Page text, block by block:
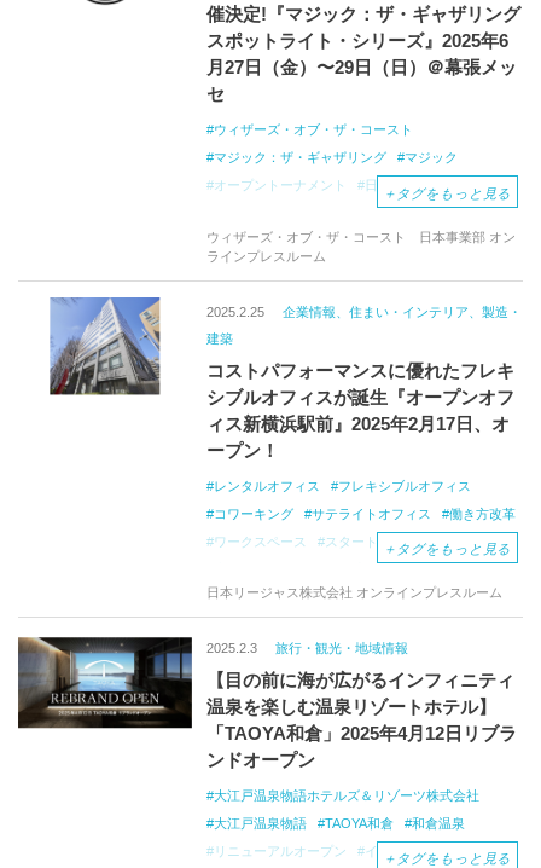
催決定!『マジック：ザ・ギャザリング
スポットライト・シリーズ』2025年6
月27日（金）〜29日（日）＠幕張メッ
セ
ウィザーズ・オブ・ザ・コースト
マジック：ザ・ギャザリング
マジック
オープントーナメント
日本初開催
幕張メッセ
＋ タグをもっと見る
ウィザーズ・オブ・ザ・コースト 日本事業部 オン
ラインプレスルーム
2025.2.25
企業情報、住まい・インテリア、製造・
建築
コストパフォーマンスに優れたフレキ
シブルオフィスが誕生『オープンオフ
ィス新横浜駅前』2025年2月17日、オ
ープン！
レンタルオフィス
フレキシブルオフィス
コワーキング
サテライトオフィス
働き方改革
ワークスペース
スタートアップ
ベンチャー
オープンオフィス新横浜駅前
日本リージャス
＋ タグをもっと見る
日本リージャス株式会社 オンラインプレスルーム
2025.2.3 旅行・観光・地域情報
【目の前に海が広がるインフィニティ
温泉を楽しむ温泉リゾートホテル】
「TAOYA和倉」2025年4月12日リブラ
ンドオープン
大江戸温泉物語ホテルズ＆リゾーツ株式会社
大江戸温泉物語
TAOYA和倉
和倉温泉
リニューアルオープン
インフィニティ温泉
＋ タグをもっと見る